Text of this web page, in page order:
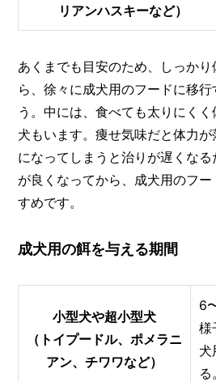
リアンハスキーなど）
あくまでも目安のため、しっか
ら、徐々に成犬用のフードに移行
う。中には、食べても太りにく
犬もいます。痩せ気味だと体力
になってしまうと治りが遅くな
が良くなってから、成犬用のフ
すめです。
成犬用の餌を与える期間
小型犬や超小型犬
（トイプードル、ポメラニ
アン、チワワなど）
6
様
犬
る